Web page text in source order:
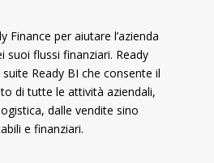
Finance per aiutare l’azienda
suoi flussi finanziari. Ready
Ready BI che consente il
di tutte le attività aziendali,
dalle vendite sino
e finanziari.